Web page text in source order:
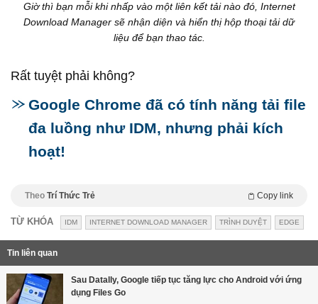
Giờ thì bạn mỗi khi nhấp vào một liên kết tải nào đó, Internet
Download Manager sẽ nhận diện và hiển thị hộp thoại tải dữ
liệu để bạn thao tác.
Rất tuyệt phải không?
Google Chrome đã có tính năng tải file
đa luồng như IDM, nhưng phải kích
hoạt!
Theo Trí Thức Trẻ Copy link
TỪ KHÓA IDM INTERNET DOWNLOAD MANAGER TRÌNH DUYỆT EDGE
Tin liên quan
Sau Datally, Google tiếp tục tăng lực cho Android với ứng
dụng Files Go